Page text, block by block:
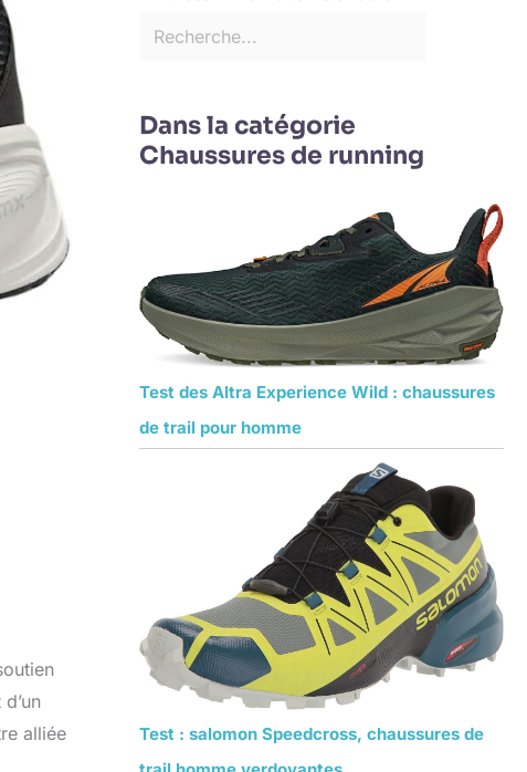
alliée
Dans la catégorie
Chaussures de running
Test des Altra Experience Wild : chaussures
de trail pour homme
Test : salomon Speedcross, chaussures de